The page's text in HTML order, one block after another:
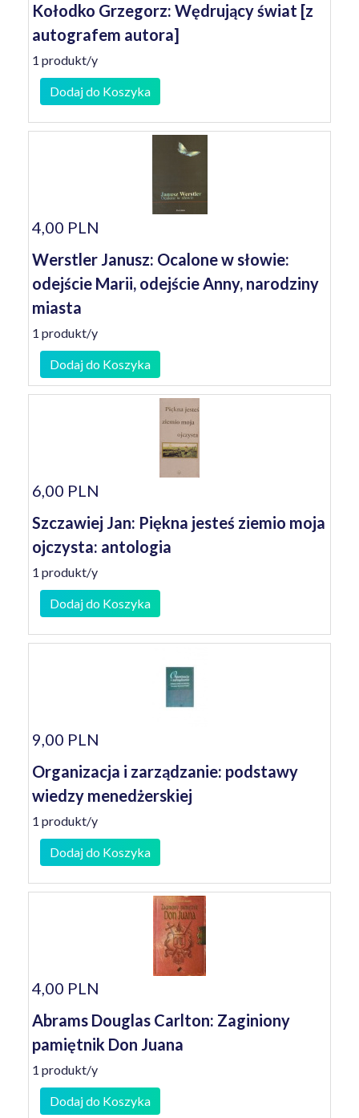
Kołodko Grzegorz: Wędrujący świat [z
autografem autora]
1 produkt/y
Dodaj do Koszyka
4,00 PLN
Werstler Janusz: Ocalone w słowie:
odejście Marii, odejście Anny, narodziny
miasta
1 produkt/y
Dodaj do Koszyka
6,00 PLN
Szczawiej Jan: Piękna jesteś ziemio moja
ojczysta: antologia
1 produkt/y
Dodaj do Koszyka
9,00 PLN
Organizacja i zarządzanie: podstawy
wiedzy menedżerskiej
1 produkt/y
Dodaj do Koszyka
4,00 PLN
Abrams Douglas Carlton: Zaginiony
pamiętnik Don Juana
1 produkt/y
Dodaj do Koszyka